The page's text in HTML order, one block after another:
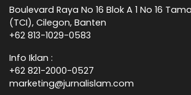
Boulevard Raya No 16 Blok A 1 No 16
(TCI), Cilegon, Banten
+62 813-1029-0583
Info Iklan :
+62 821-2000-0527
marketing@jurnalislam.com